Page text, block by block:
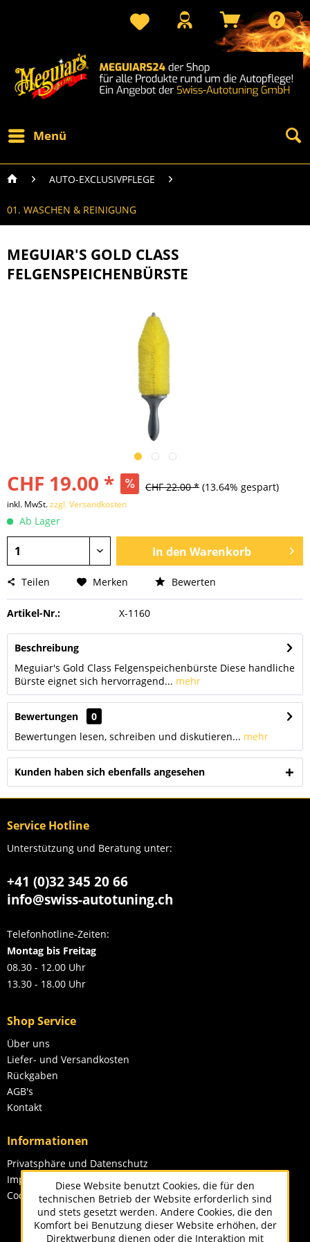
Menü
AUTO-EXCLUSIVPFLEGE
01. WASCHEN & REINIGUNG
MEGUIAR'S GOLD CLASS
FELGENSPEICHENBÜRSTE
CHF 19.00 * CHF 22.00 * (13.64% gespart)
inkl. MwSt.zzgl. Versandkosten
Ab Lager
In den Warenkorb
Teilen Merken Bewerten
Artikel-Nr.: X-1160
Beschreibung
Meguiar's Gold Class Felgenspeichenbürste Diese handliche
Bürste eignet sich hervorragend... mehr
Bewertungen
0
Bewertungen lesen, schreiben und diskutieren... mehr
Kunden haben sich ebenfalls angesehen
Service Hotline
Unterstützung und Beratung unter:
+41 (0)32 345 20 66
info@swiss-autotuning.ch
Telefonhotline-Zeiten:
Montag bis Freitag
08.30 - 12.00 Uhr
13.30 - 18.00 Uhr
Shop Service
Über uns
Liefer- und Versandkosten
Rückgaben
AGB's
Kontakt
Informationen
Privatsphäre und Datenschutz
Impressum
Cookie-Einstellungen
Diese Website benutzt Cookies, die für den
technischen Betrieb der Website erforderlich sind
und stets gesetzt werden. Andere Cookies, die den
Komfort bei Benutzung dieser Website erhöhen, der
Direktwerbung dienen oder die Interaktion mit